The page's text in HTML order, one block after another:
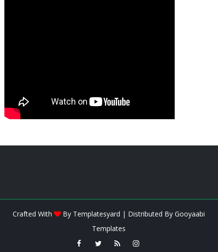
Crafted With By Templatesyard | Distributed ByGooyaabi
Templates